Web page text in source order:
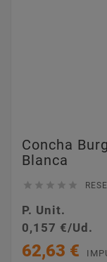
Concha
Blanca
    
P. Unit.
0,157 €/Ud.
62,63 €